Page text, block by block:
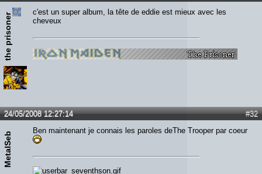
the prisoner
c'est un super album, la tête de eddie est mieux avec les
cheveux
#32
24/05/2008 12:27:14
MetalSeb
Ben maintenant je connais les paroles deThe Trooper par coeur